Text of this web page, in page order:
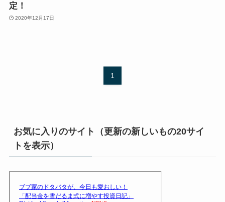
定！
2020年12月17日
1
お気に入りのサイト（更新の新しいもの20サイ
トを表示）